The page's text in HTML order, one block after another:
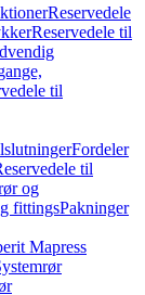
Reservedele
Reservedele til
til
Fordeler
til
og
fittingsPakninger
Mapress